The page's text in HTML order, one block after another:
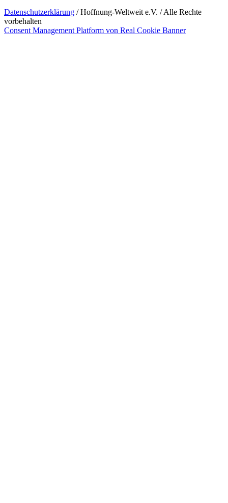
Datenschutzerklärung / Hoffnung-Weltweit e.V. / Alle Rechte
vorbehalten
Consent Management Platform von Real Cookie Banner